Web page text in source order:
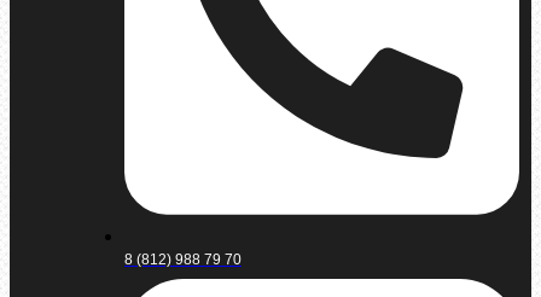
8 (812) 988 79 70